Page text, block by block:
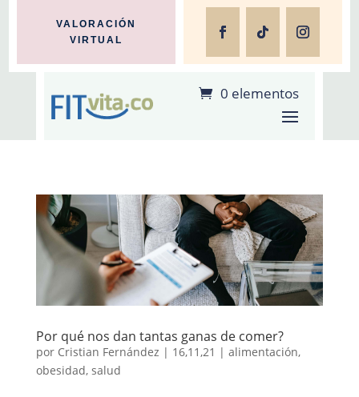
VALORACIÓN
VIRTUAL
0 elementos
Por qué nos dan tantas ganas de comer?
por Cristian Fernández | 16,11,21 | alimentación,
obesidad, salud